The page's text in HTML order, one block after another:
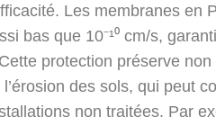
Les membranes en
bas que 10⁻¹⁰ cm/s,
protection préserve
des sols, qui peut
non traitées. Par